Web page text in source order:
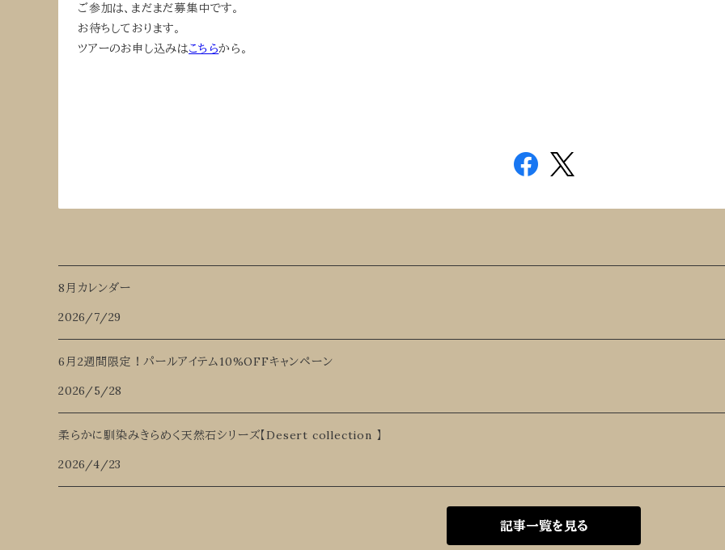
ご参加は、まだまだ募集中です。
お待ちしております。
ツアーのお申し込みはこちらから。
8月カレンダー
2026/7/29
6月2週間限定！パールアイテム10%OFFキャンペーン
2026/5/28
柔らかに馴染みきらめく天然石シリーズ【Desert collection 】
2026/4/23
記事一覧を見る